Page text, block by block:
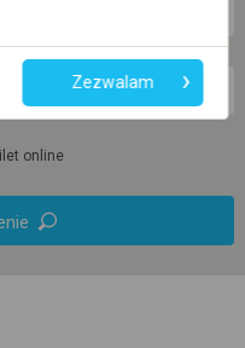
online
Zezwalam